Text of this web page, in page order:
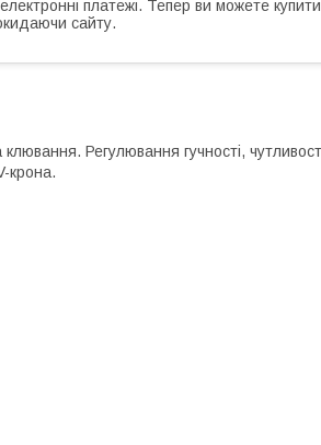
платежі. Тепер ви можете купити
сайту.
Регулювання гучності,
крона.